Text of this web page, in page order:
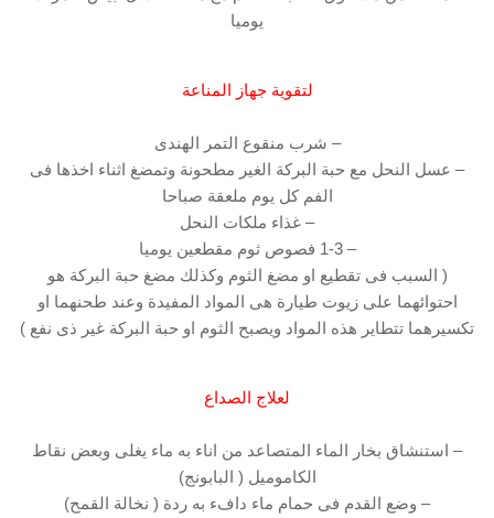
يوميا
لتقوية جهاز المناعة
– شرب منقوع التمر الهندى
– عسل النحل مع حبة البركة الغير مطحونة وتمضغ اثناء اخذها فى
الفم كل يوم ملعقة صباحا
– غذاء ملكات النحل
– 1-3 فصوص ثوم مقطعين يوميا
( السبب فى تقطيع او مضغ الثوم وكذلك مضغ حبة البركة هو
احتوائهما على زيوت طيارة هى المواد المفيدة وعند طحنهما او
تكسيرهما تتطاير هذه المواد ويصبح الثوم او حبة البركة غير ذى نفع )
لعلاج الصداع
– استنشاق بخار الماء المتصاعد من اناء به ماء يغلى وبعض نقاط
الكاموميل ( البابونج)
– وضع القدم فى حمام ماء دافء به ردة ( نخالة القمح)